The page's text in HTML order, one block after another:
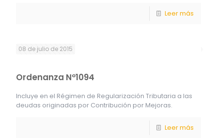
Leer más
08 de julio de 2015
Ordenanza Nº1094
Incluye en el Régimen de Regularización Tributaria a las
deudas originadas por Contribución por Mejoras.
Leer más